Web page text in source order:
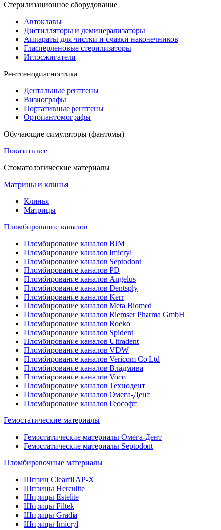
Стерилизационное оборудование
Автоклавы
Дистилляторы и деминерализаторы
Аппараты для чистки и смазки наконечников
Гласперленовые стерилизаторы
Иглосжигатели
Рентгенодиагностика
Дентальные рентгены
Визиографы
Портативные рентгены
Ортопантомографы
Обучающие симуляторы (фантомы)
Показать все
Стоматологические материалы
Матрицы и клинья
Клинья
Матрицы
Пломбирование каналов
Пломбирование каналов BJM
Пломбирование каналов Imicryl
Пломбирование каналов Septodont
Пломбирование каналов PD
Пломбирование каналов Angelus
Пломбирование каналов Dentsply
Пломбирование каналов Kerr
Пломбирование каналов Meta Biomed
Пломбирование каналов Riemser Pharma GmbH
Пломбирование каналов Roeko
Пломбирование каналов Spident
Пломбирование каналов Ultradent
Пломбирование каналов VDW
Пломбирование каналов Vericom Co Ltd
Пломбирование каналов Владмива
Пломбирование каналов Voco
Пломбирование каналов Технодент
Пломбирование каналов Омега-Дент
Пломбирование каналов Геософт
Гемостатические материалы
Гемостатические материалы Омега-Дент
Гемостатические материалы Septodont
Пломбировочные материалы
Шприц Clearfil AP-X
Шприцы Herculite
Шприцы Estelite
Шприцы Filtek
Шприцы Gradia
Шприцы Imicryl